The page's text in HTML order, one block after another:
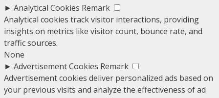
► Analytical Cookies Remark
Analytical cookies track visitor interactions, providing
insights on metrics like visitor count, bounce rate, and
traffic sources.
None
► Advertisement Cookies Remark
Advertisement cookies deliver personalized ads based on
your previous visits and analyze the effectiveness of ad